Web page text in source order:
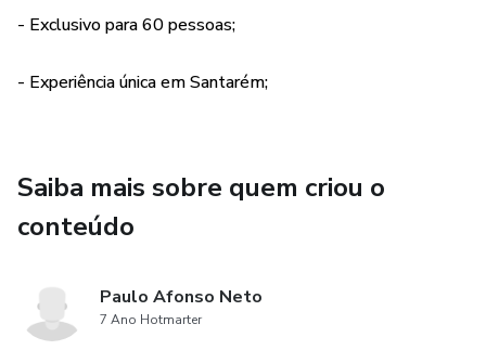
(Saída para almoço)
Tarde: 14:00-18:30
- Exclusivo para 60 pessoas;
- Experiência única em Santarém;
Saiba mais sobre quem criou o
conteúdo
Paulo Afonso Neto
7 Ano Hotmarter